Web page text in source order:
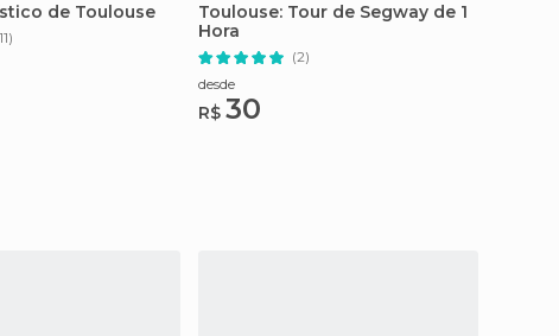
de Toulouse
Toulouse: Tour de Segway de 1
Hora
(2)
desde
R$ 30